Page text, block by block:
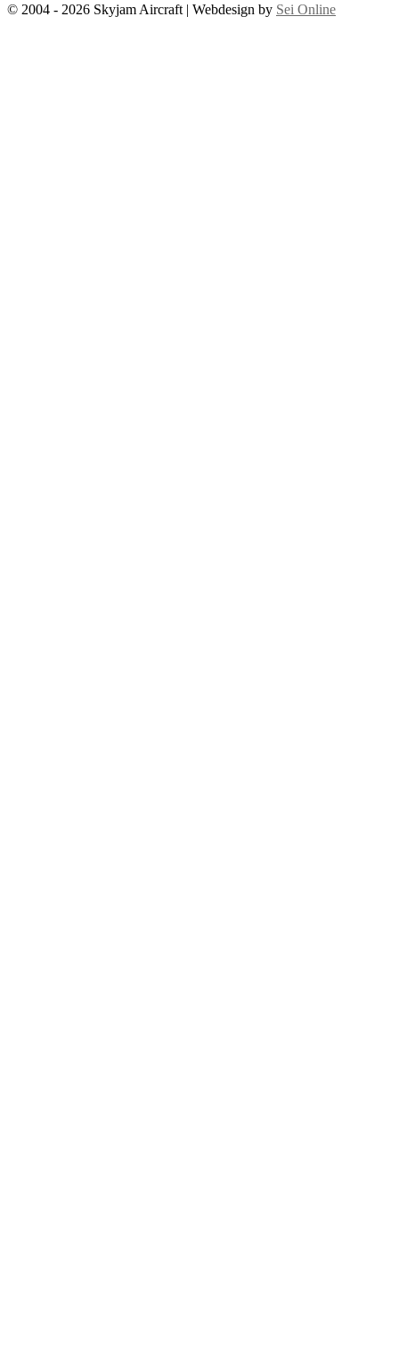
© 2004 - 2026 Skyjam Aircraft | Webdesign by Sei Online